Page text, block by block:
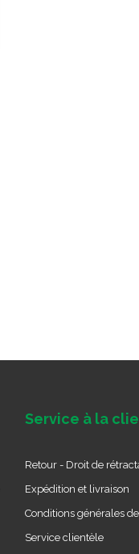
Service à la
Retour - Droit de
Expédition et livraison
Conditions générales
Service clientèle